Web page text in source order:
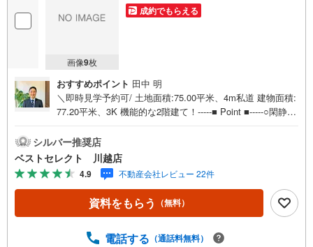
画像9枚
成約でもらえる
おすすめポイント 田中 明
＼即時見学予約可/ 土地面積:75.00平米、4m私道 建物面積:
77.20平米、3K 機能的な2階建て！-----■ Point ■-----○閑静な
を開放してキッチンと合わせてゆったりLDKとしてもご利
用いただけます○各室収納完備！荷物が多くても安心○主寝
室には開放的なワイドバルコニー付き○カースペース1台分
【営業時間 9:30-18:00】定休日:基本毎週火曜日上記時間は
お電話が繋がりやすくなっております。ぜひお気軽にご連
絡下さい！現地を見学される場合は「室内・現地を見学す
すとスムーズにご案内が可能です。
シルバー推奨店
ベストセレクト 川越店
4.9 不動産会社レビュー 22件
資料をもらう （無料）
電話する （通話料無料）